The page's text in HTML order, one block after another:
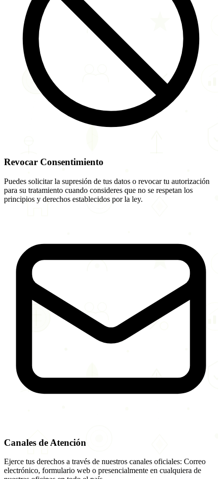
Revocar Consentimiento
Puedes solicitar la supresión de tus datos o revocar tu autorización
para su tratamiento cuando consideres que no se respetan los
principios y derechos establecidos por la ley.
Canales de Atención
Ejerce tus derechos a través de nuestros canales oficiales: Correo
electrónico, formulario web o presencialmente en cualquiera de